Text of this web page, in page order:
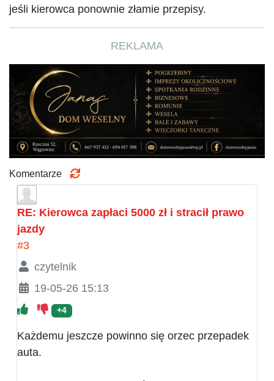
jeśli kierowca ponownie złamie przepisy.
REKLAMA
Komentarze
RE: Kierowca zapłaci 5000 zł i stracił prawo
jazdy
#3
czytelnik
19-05-26 15:13
+4
Każdemu jeszcze powinno się orzec przepadek
auta.